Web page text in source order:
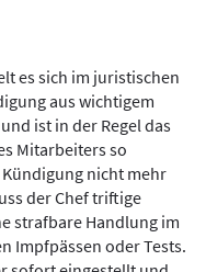
es sich im juristischen
aus wichtigem
ist in der Regel das
Mitarbeiters so
nicht mehr
der Chef triftige
strafbare Handlung im
Impfpässen oder Tests.